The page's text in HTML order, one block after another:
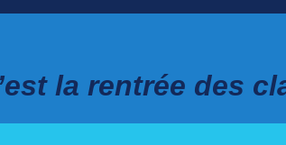
la rentrée des